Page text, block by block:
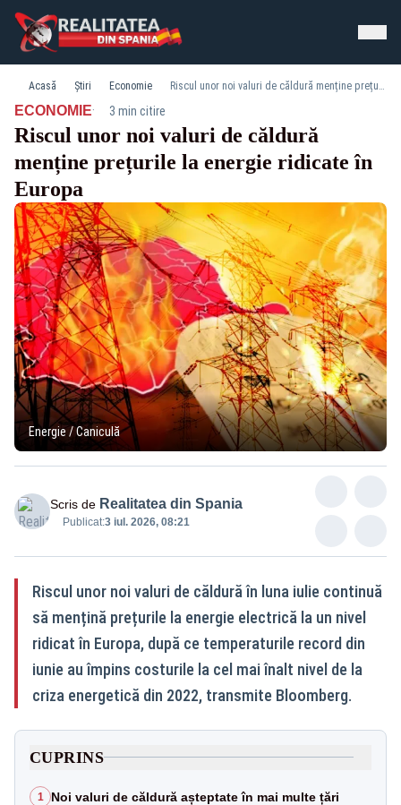
Acasă Știri Economie Riscul unor noi valuri de căldură menține prețurile la energie ridicate în Europa
ECONOMIE· 3 min citire
Riscul unor noi valuri de căldură
menține prețurile la energie ridicate în
Europa
Energie / Caniculă
Scris de Realitatea din Spania
Publicat:3 iul. 2026, 08:21
Riscul unor noi valuri de căldură în luna iulie continuă
să mențină prețurile la energie electrică la un nivel
ridicat în Europa, după ce temperaturile record din
iunie au împins costurile la cel mai înalt nivel de la
criza energetică din 2022, transmite Bloomberg.
CUPRINS
1 Noi valuri de căldură așteptate în mai multe țări